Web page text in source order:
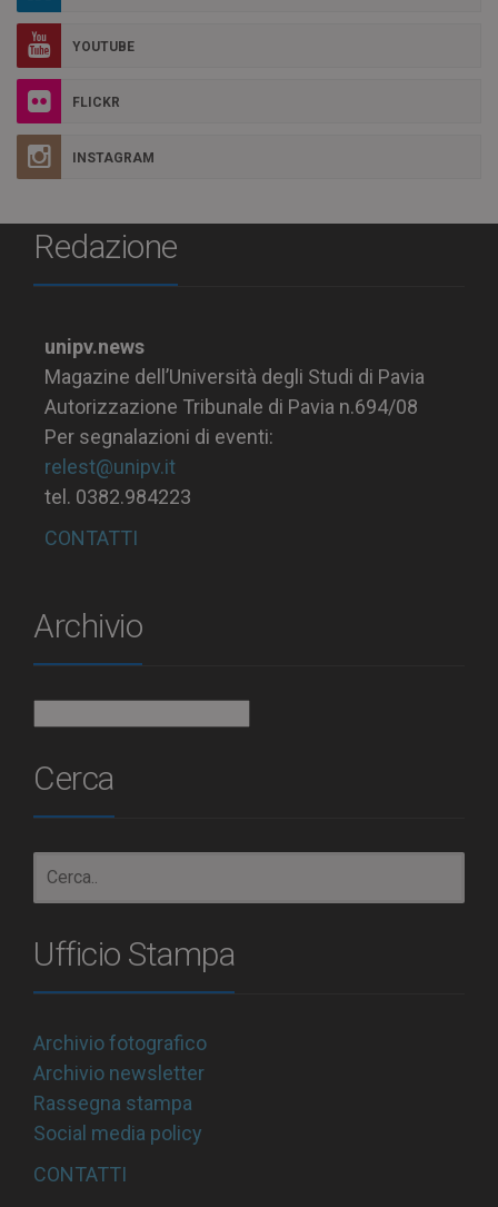
YOUTUBE
FLICKR
INSTAGRAM
Redazione
unipv.news
Magazine dell’Università degli Studi di Pavia
Autorizzazione Tribunale di Pavia n.694/08
Per segnalazioni di eventi:
relest@unipv.it
tel. 0382.984223
CONTATTI
Archivio
Cerca
Ufficio Stampa
Archivio fotografico
Archivio newsletter
Rassegna stampa
Social media policy
CONTATTI